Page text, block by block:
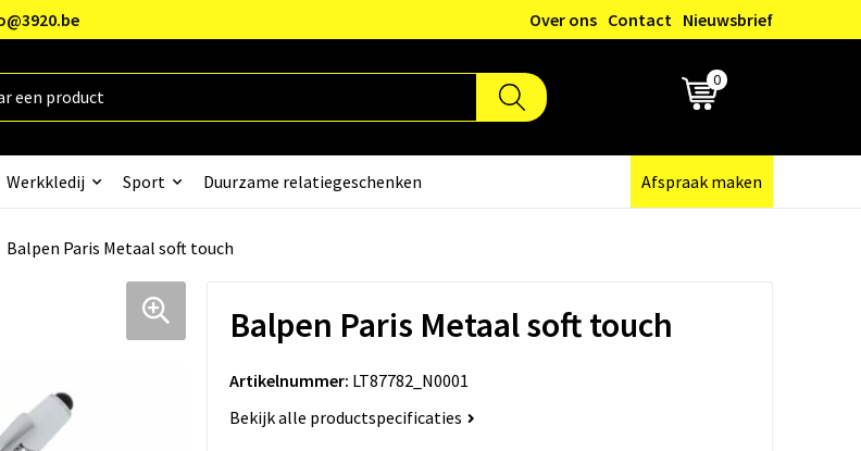
Over ons Contact Nieuwsbrief
0
Werkkledij Sport Duurzame relatiegeschenken Afspraak maken
Balpen Paris Metaal soft touch
Balpen Paris Metaal soft touch
Artikelnummer: LT87782_N0001
Bekijk alle productspecificaties